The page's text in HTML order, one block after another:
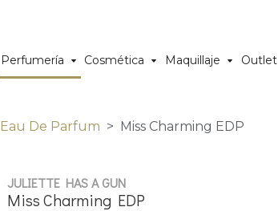
Perfumería Cosmética Maquillaje Outlet
Eau De Parfum Miss Charming EDP
JULIETTE HAS A GUN
Miss Charming EDP